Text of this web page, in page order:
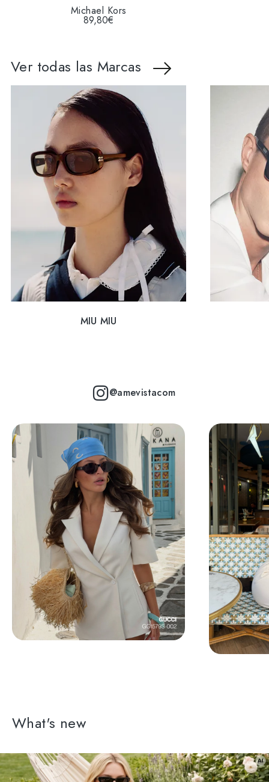
Michael Kors
89,80€
Ver todas las Marcas
MIU MIU
@amevistacom
What's new